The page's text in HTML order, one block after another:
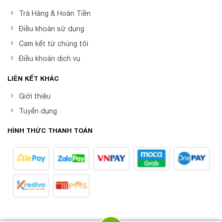
Trả Hàng & Hoàn Tiền
Điều khoản sử dụng
Cam kết từ chúng tôi
Điều khoản dịch vụ
LIÊN KẾT KHÁC
Giới thiệu
Tuyển dụng
HÌNH THỨC THANH TOÁN